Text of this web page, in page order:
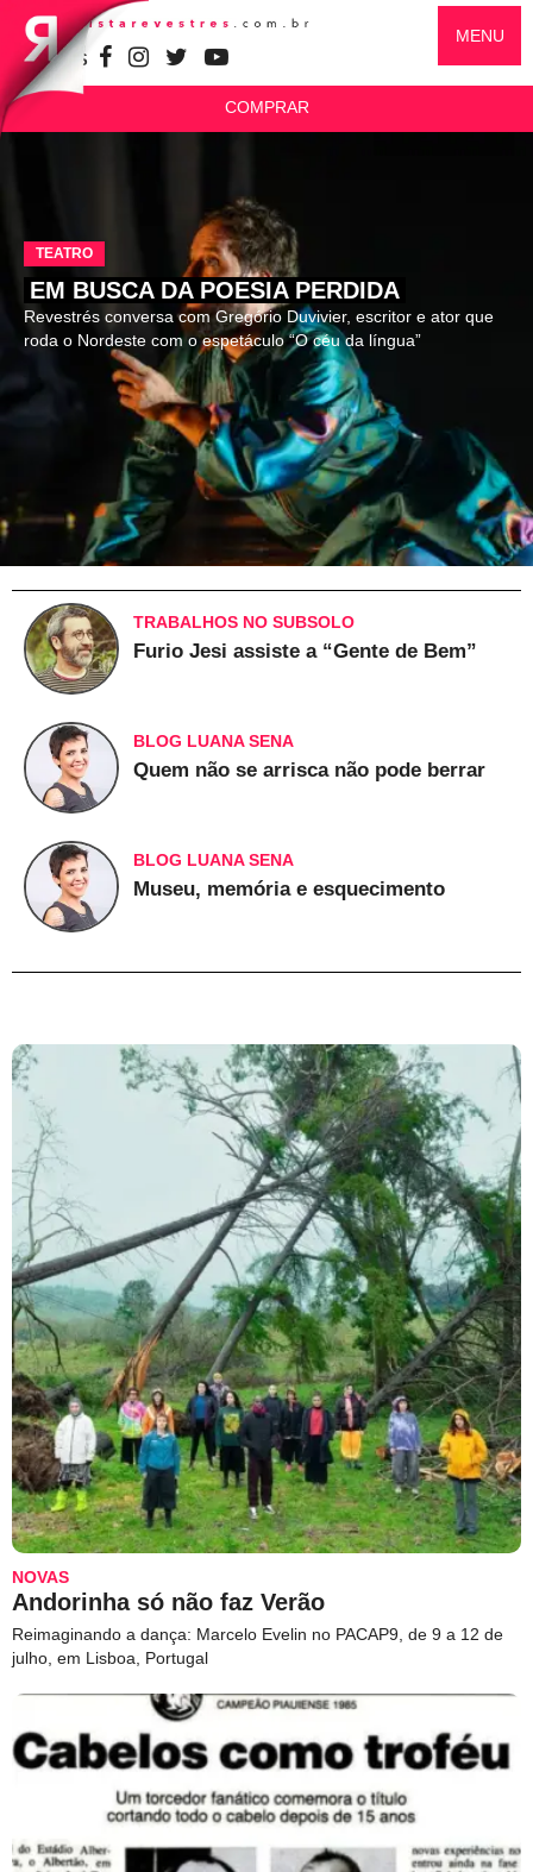
SIGA-NOS
MENU
COMPRAR
TEATRO
EM BUSCA DA POESIA PERDIDA
Revestrés conversa com Gregório Duvivier, escritor e ator que
roda o Nordeste com o espetáculo “O céu da língua”
TRABALHOS NO SUBSOLO
Furio Jesi assiste a “Gente de Bem”
BLOG LUANA SENA
Quem não se arrisca não pode berrar
BLOG LUANA SENA
Museu, memória e esquecimento
NOVAS
Andorinha só não faz Verão
Reimaginando a dança: Marcelo Evelin no PACAP9, de 9 a 12 de
julho, em Lisboa, Portugal